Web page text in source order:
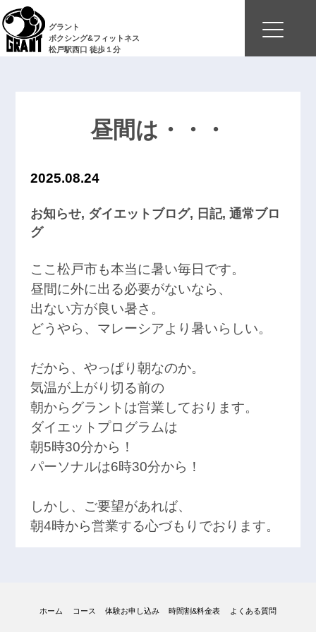
グラント
ボクシング&フィットネス
松戸駅西口 徒歩１分
昼間は・・・
2025.08.24
お知らせ, ダイエットブログ, 日記, 通常ブロ
グ
ここ松戸市も本当に暑い毎日です。
昼間に外に出る必要がないなら、
出ない方が良い暑さ。
どうやら、マレーシアより暑いらしい。
だから、やっぱり朝なのか。
気温が上がり切る前の
朝からグラントは営業しております。
ダイエットプログラムは
朝5時30分から！
パーソナルは6時30分から！
しかし、ご要望があれば、
朝4時から営業する心づもりでおります。
ホーム コース 体験お申し込み 時間割&料金表 よくある質問